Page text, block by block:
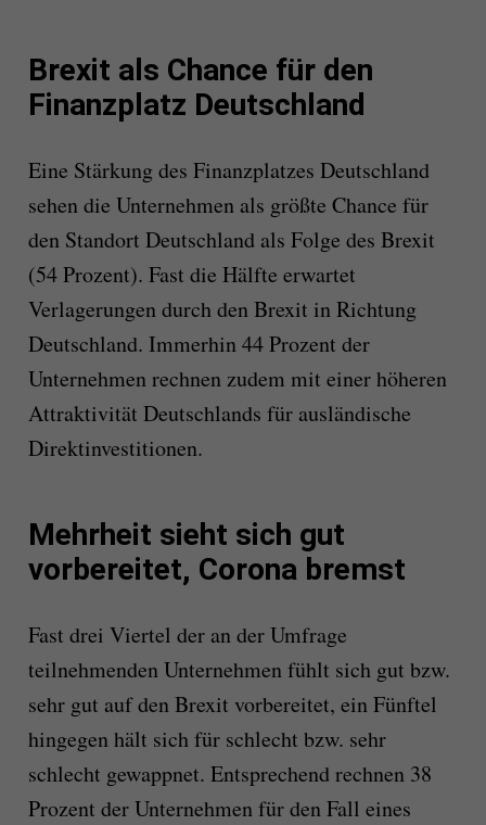
Brexit als Chance für den
Finanzplatz Deutschland
Eine Stärkung des Finanzplatzes Deutschland
sehen die Unternehmen als größte Chance für
den Standort Deutschland als Folge des Brexit
(54 Prozent). Fast die Hälfte erwartet
Verlagerungen durch den Brexit in Richtung
Deutschland. Immerhin 44 Prozent der
Unternehmen rechnen zudem mit einer höheren
Attraktivität Deutschlands für ausländische
Direktinvestitionen.
Mehrheit sieht sich gut
vorbereitet, Corona bremst
Fast drei Viertel der an der Umfrage
teilnehmenden Unternehmen fühlt sich gut bzw.
sehr gut auf den Brexit vorbereitet, ein Fünftel
hingegen hält sich für schlecht bzw. sehr
schlecht gewappnet. Entsprechend rechnen 38
Prozent der Unternehmen für den Fall eines